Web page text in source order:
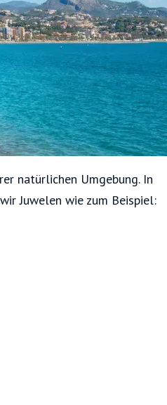
natürlichen Umgebung. In
Juwelen wie zum Beispiel: